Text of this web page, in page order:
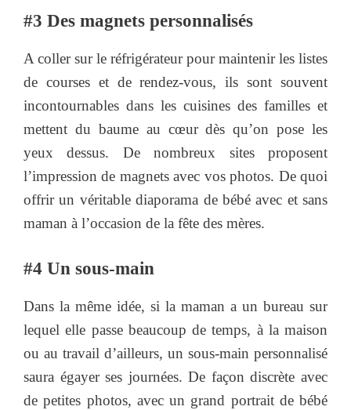
#3 Des magnets personnalisés
A coller sur le réfrigérateur pour maintenir les listes
de courses et de rendez-vous, ils sont souvent
incontournables dans les cuisines des familles et
mettent du baume au cœur dès qu’on pose les
yeux dessus. De nombreux sites proposent
l’impression de magnets avec vos photos. De quoi
offrir un véritable diaporama de bébé avec et sans
maman à l’occasion de la fête des mères.
#4 Un sous-main
Dans la même idée, si la maman a un bureau sur
lequel elle passe beaucoup de temps, à la maison
ou au travail d’ailleurs, un sous-main personnalisé
saura égayer ses journées. De façon discrète avec
de petites photos, avec un grand portrait de bébé